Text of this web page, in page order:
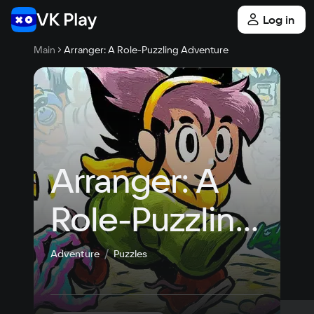
Log in
Main Arranger: A Role-Puzzling Adventure
Arranger: A
Role-Puzzling
Adventure
Adventure Puzzles